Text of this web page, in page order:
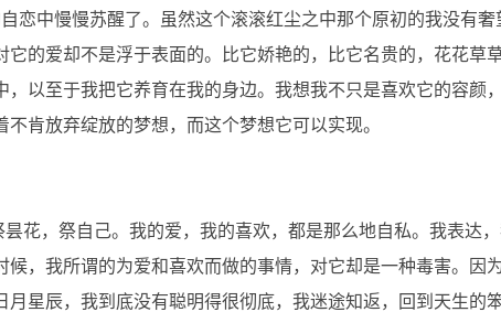
中慢慢苏醒了。虽然这个滚滚红尘之中那个原初的我没有奢
它的爱却不是浮于表面的。比它娇艳的，比它名贵的，花花草
，以至于我把它养育在我的身边。我想我不只是喜欢它的容颜
肯放弃绽放的梦想，而这个梦想它可以实现。
，祭自己。我的爱，我的喜欢，都是那么地自私。我表达
候，我所谓的为爱和喜欢而做的事情，对它却是一种毒害。因
月星辰，我到底没有聪明得很彻底，我迷途知返，回到天生的